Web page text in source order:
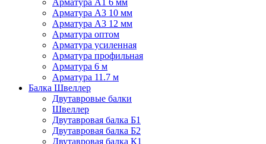
Арматура А1 6 мм
Арматура А3 10 мм
Арматура А3 12 мм
Арматура оптом
Арматура усиленная
Арматура профильная
Арматура 6 м
Арматура 11.7 м
Балка Швеллер
Двутавровые балки
Швеллер
Двутавровая балка Б1
Двутавровая балка Б2
Двутавровая балка К1